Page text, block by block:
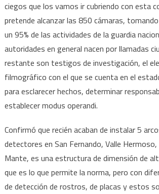
ciegos que los vamos ir cubriendo con esta
pretende alcanzar las 850 cámaras,
un 95% de las actividades de la guardia
autoridades en general nacen por llamadas
restante son testigos de investigación, el
filmográfico con el que se cuenta en el
para esclarecer hechos, determinar
establecer modus operandi.
Confirmó que recién acaban de instalar 5
detectores en San Fernando, Valle
Mante, es una estructura de dimensión de
que es lo que permite la norma, pero con
de detección de rostros, de placas y estos